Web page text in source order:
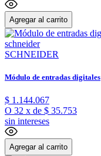
Agregar al carrito
SCHNEIDER
Módulo de entradas digitales
$ 1 .144.067
O 32 x de $ 35.753
sin intereses
Agregar al carrito